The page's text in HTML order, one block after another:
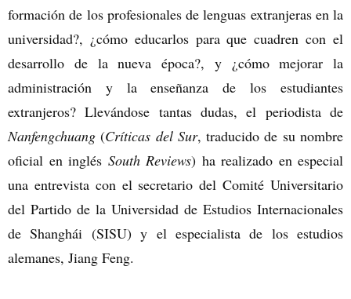
formación de los profesionales de lenguas extranjeras en la
universidad?, ¿cómo educarlos para que cuadren con el
desarrollo de la nueva época?, y ¿cómo mejorar la
administración y la enseñanza de los estudiantes
extranjeros? Llevándose tantas dudas, el periodista de
Nanfengchuang (Críticas del Sur, traducido de su nombre
oficial en inglés South Reviews) ha realizado en especial
una entrevista con el secretario del Comité Universitario
del Partido de la Universidad de Estudios Internacionales
de Shanghái (SISU) y el especialista de los estudios
alemanes, Jiang Feng.